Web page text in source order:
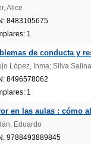
Alice
8483105675
1
de conducta y
López, Inma; Silva
8496578062
1
en las aulas : cómo
Eduardo
9788493889845